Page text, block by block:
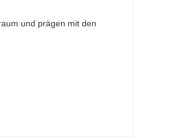
und prägen mit den